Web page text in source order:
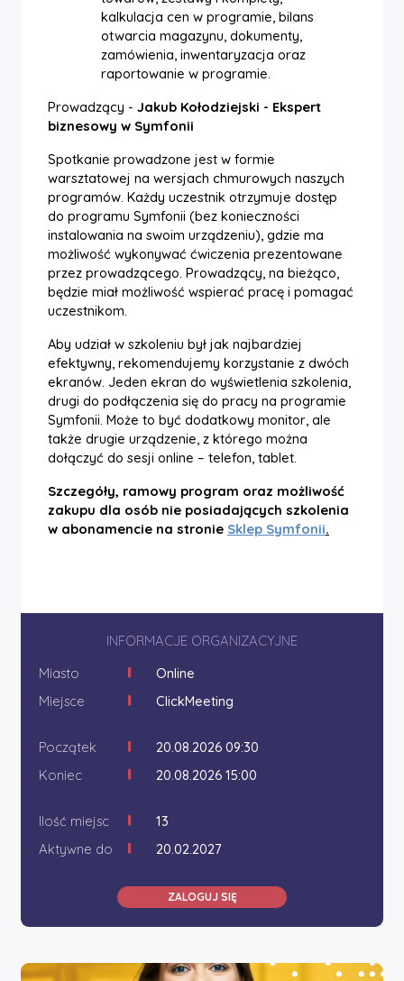
kalkulacja cen w programie, bilans
otwarcia magazynu, dokumenty,
zamówienia, inwentaryzacja oraz
raportowanie w programie.
Prowadzący - Jakub Kołodziejski - Ekspert
biznesowy w Symfonii
Spotkanie prowadzone jest w formie
warsztatowej na wersjach chmurowych naszych
programów. Każdy uczestnik otrzymuje dostęp
do programu Symfonii (bez konieczności
instalowania na swoim urządzeniu), gdzie ma
możliwość wykonywać ćwiczenia prezentowane
przez prowadzącego. Prowadzący, na bieżąco,
będzie miał możliwość wspierać pracę i pomagać
uczestnikom.
Aby udział w szkoleniu był jak najbardziej
efektywny, rekomendujemy korzystanie z dwóch
ekranów. Jeden ekran do wyświetlenia szkolenia,
drugi do podłączenia się do pracy na programie
Symfonii. Może to być dodatkowy monitor, ale
także drugie urządzenie, z którego można
dołączyć do sesji online – telefon, tablet.
Szczegóły, ramowy program oraz możliwość
zakupu dla osób nie posiadających szkolenia
w abonamencie na stronie Sklep Symfonii.
INFORMACJE ORGANIZACYJNE
Miasto
Online
Miejsce
ClickMeeting
Początek
20.08.2026 09:30
Koniec
20.08.2026 15:00
Ilość miejsc
13
Aktywne do
20.02.2027
ZALOGUJ SIĘ